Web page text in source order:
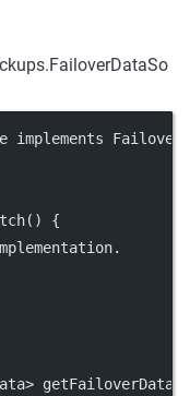
implements
{